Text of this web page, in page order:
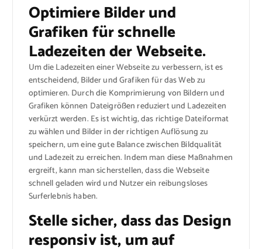
Optimiere Bilder und
Grafiken für schnelle
Ladezeiten der Webseite.
Um die Ladezeiten einer Webseite zu verbessern, ist es
entscheidend, Bilder und Grafiken für das Web zu
optimieren. Durch die Komprimierung von Bildern und
Grafiken können Dateigrößen reduziert und Ladezeiten
verkürzt werden. Es ist wichtig, das richtige Dateiformat
zu wählen und Bilder in der richtigen Auflösung zu
speichern, um eine gute Balance zwischen Bildqualität
und Ladezeit zu erreichen. Indem man diese Maßnahmen
ergreift, kann man sicherstellen, dass die Webseite
schnell geladen wird und Nutzer ein reibungsloses
Surferlebnis haben.
Stelle sicher, dass das Design
responsiv ist, um auf